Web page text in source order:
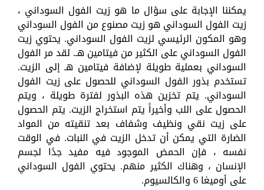
يمكننا الإجابة على سؤال ما هو زيت الفول السوداني ،
زيت الفول السوداني هو زيت مصنوع من الفول السوداني
وهو المكون الرئيسي لزيت الفول السوداني. يحتوي زيت
الفول السوداني على الكثير من فيتامين هـ. لقد مر الفول
السوداني بعملية طويلة لإضافة فيتامين هـ إلى الزيت.
تستخدم بذور الفول السوداني للحصول على زيت الفول
السوداني. يتم تخزين هذه البذور لفترة طويلة ، ويتم
الحصول على اللب وأخيراً يتم استخراج الزيت. يتم الحصول
على زيت نقي ونظيف وشفاف بعد تنقيته من المواد
الضارة التي يمكن أن تدخل الزيت في النبات. في الوقت
نفسه ، فإن الحمض الموجود فيه مفيد جدًا لجسم
الإنسان ، وهناك الكثير منهم. يحتوي الفول السوداني
على أوميغا 6 والكالسيوم.